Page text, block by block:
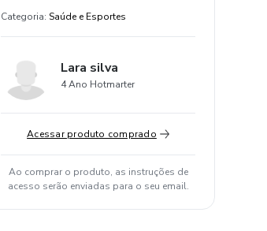
Categoria: Saúde e Esportes
Lara silva
4 Ano Hotmarter
Acessar produto comprado
Ao comprar o produto, as instruções de
acesso serão enviadas para o seu email.